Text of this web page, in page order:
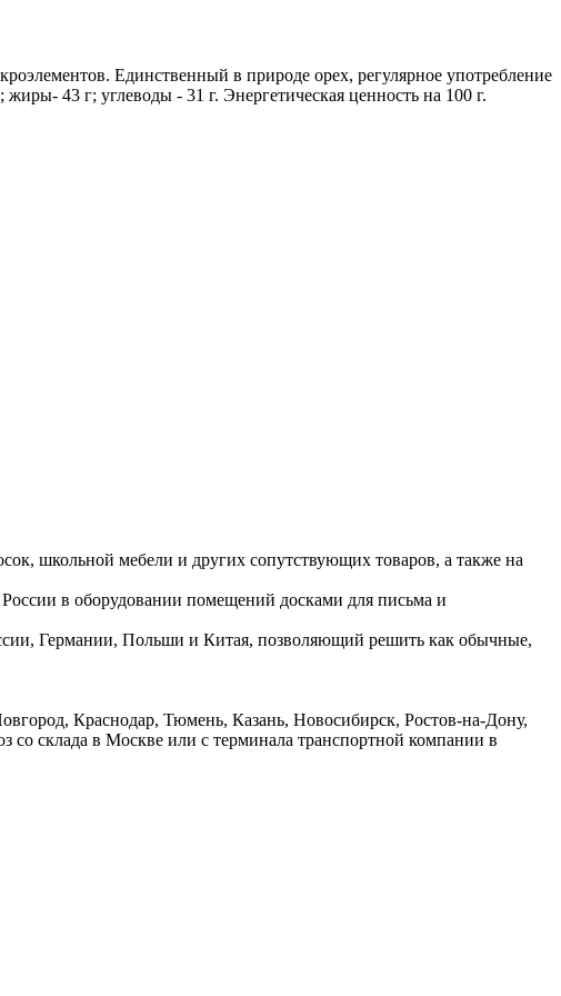
Единственный в природе орех, регулярное употребление
43 г; углеводы - 31 г. Энергетическая ценность на 100 г.
школьной мебели и других сопутствующих товаров, а также на
в оборудовании помещений досками для письма и
Германии, Польши и Китая, позволяющий решить как обычные,
Краснодар, Тюмень, Казань, Новосибирск, Ростов-на-Дону,
склада в Москве или с терминала транспортной компании в